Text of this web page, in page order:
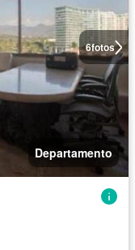
6fotos
Departamento